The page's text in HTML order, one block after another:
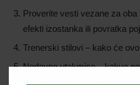
Proverite vesti vezane za
efekti izostanka ili povratka
Trenerski stilovi – kako će
Nedavne utakmice – kakve